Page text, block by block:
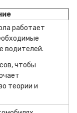
работает
водителей.
чтобы
теории и